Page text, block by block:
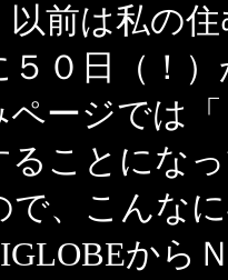
前は私の住
５０日（！
ージでは
ることにな
で、こんな
から